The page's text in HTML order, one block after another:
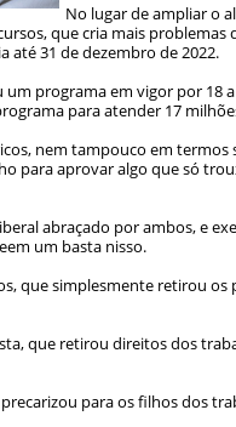
No lugar de ampliar o
que cria mais problemas
até 31 de dezembro de 2022.
programa em vigor por 18
para atender 17
nem tampouco em termos
para aprovar algo que só
abraçado por ambos, e
um basta nisso.
que simplesmente retirou
que retirou direitos dos
para os filhos dos